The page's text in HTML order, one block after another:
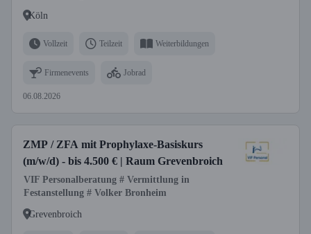
Köln
Vollzeit Teilzeit Weiterbildungen
Firmenevents Jobrad
06.08.2026
ZMP / ZFA mit Prophylaxe-Basiskurs
(m/w/d) - bis 4.500 € | Raum Grevenbroich
VIF Personalberatung # Vermittlung in
Festanstellung # Volker Bronheim
Grevenbroich